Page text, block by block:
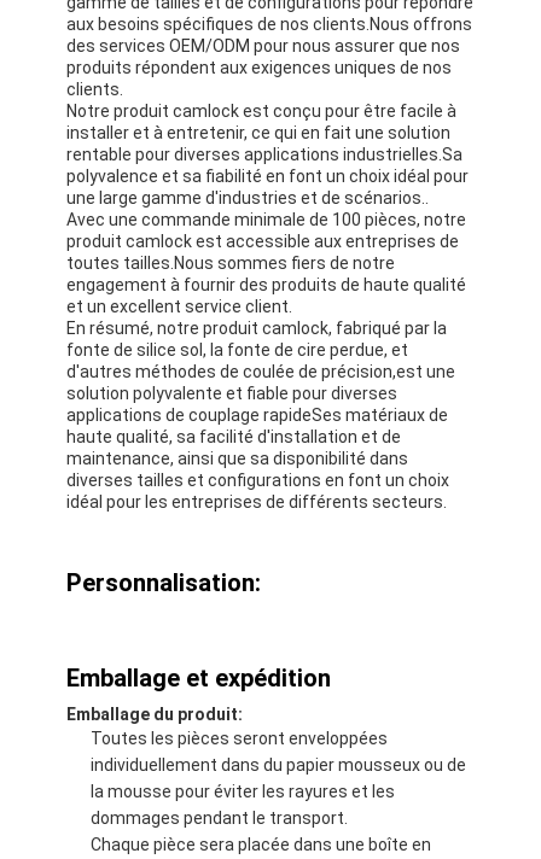
Bande de tissu en verre de papier d'aluminium
L'aluminium a fait face au papier d'emballage
Tissu de fibre de verre de papier d'aluminium
Bande de canevas d'aluminium
Ruban adhésif de tissu
Ruban adhésif dégrossi par double
Ruban adhésif d'ANIMAL FAMILIER
Moulage de précision de précision
Panneau d'isolation électrique
aux besoins spécifiques de nos clients.Nous offrons
des services OEM/ODM pour nous assurer que nos
produits répondent aux exigences uniques de nos
clients.
Notre produit camlock est conçu pour être facile à
installer et à entretenir, ce qui en fait une solution
rentable pour diverses applications industrielles.Sa
polyvalence et sa fiabilité en font un choix idéal pour
une large gamme d'industries et de scénarios..
Avec une commande minimale de 100 pièces, notre
produit camlock est accessible aux entreprises de
toutes tailles.Nous sommes fiers de notre
engagement à fournir des produits de haute qualité
et un excellent service client.
En résumé, notre produit camlock, fabriqué par la
fonte de silice sol, la fonte de cire perdue, et
d'autres méthodes de coulée de précision,est une
solution polyvalente et fiable pour diverses
applications de couplage rapideSes matériaux de
haute qualité, sa facilité d'installation et de
maintenance, ainsi que sa disponibilité dans
diverses tailles et configurations en font un choix
idéal pour les entreprises de différents secteurs.
Personnalisation:
Emballage et expédition
Emballage du produit:
Toutes les pièces seront enveloppées
individuellement dans du papier mousseux ou de
la mousse pour éviter les rayures et les
dommages pendant le transport.
Chaque pièce sera placée dans une boîte en